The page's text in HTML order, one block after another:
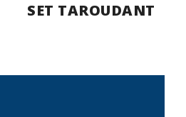
SET TAROUDANT